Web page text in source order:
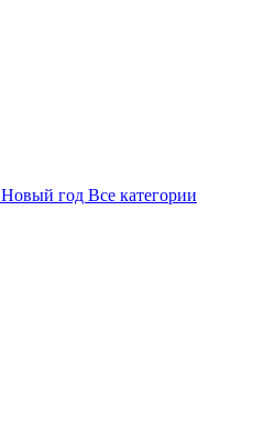
Новый год Все категории